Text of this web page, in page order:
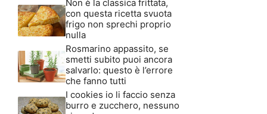
Non è la classica frittata,
con questa ricetta svuota
frigo non sprechi proprio
nulla
Rosmarino appassito, se
smetti subito puoi ancora
salvarlo: questo è l’errore
che fanno tutti
I cookies io li faccio senza
burro e zucchero, nessuno